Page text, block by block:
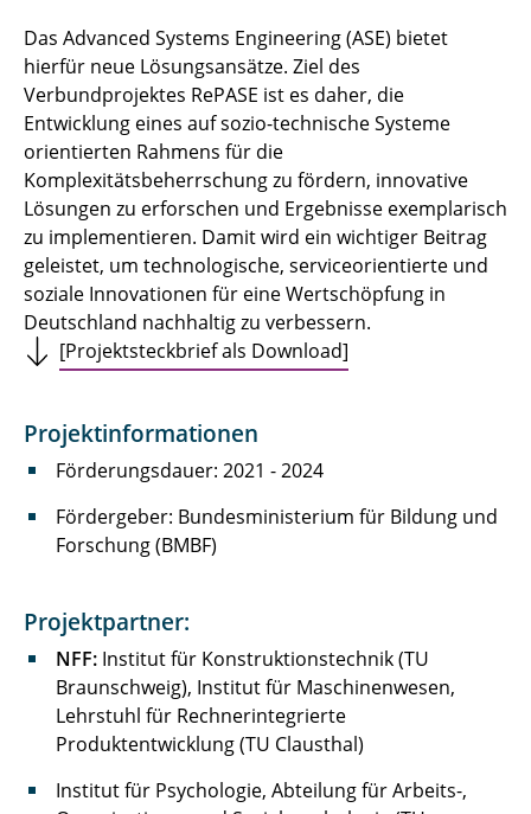
ViVre
WaVe
Zero.50
↩ Zurück zu Projekte
Das Advanced Systems Engineering (ASE) bietet
hierfür neue Lösungsansätze. Ziel des
Verbundprojektes RePASE ist es daher, die
Entwicklung eines auf sozio-technische Systeme
orientierten Rahmens für die
Komplexitätsbeherrschung zu fördern, innovative
Lösungen zu erforschen und Ergebnisse exemplarisch
zu implementieren. Damit wird ein wichtiger Beitrag
geleistet, um technologische, serviceorientierte und
soziale Innovationen für eine Wertschöpfung in
Deutschland nachhaltig zu verbessern.
[Projektsteckbrief als Download]
Projektinformationen
Förderungsdauer: 2021 - 2024
Fördergeber: Bundesministerium für Bildung und
Forschung (BMBF)
Projektpartner:
NFF: Institut für Konstruktionstechnik (TU
Braunschweig), Institut für Maschinenwesen,
Lehrstuhl für Rechnerintegrierte
Produktentwicklung (TU Clausthal)
Institut für Psychologie, Abteilung für Arbeits-,